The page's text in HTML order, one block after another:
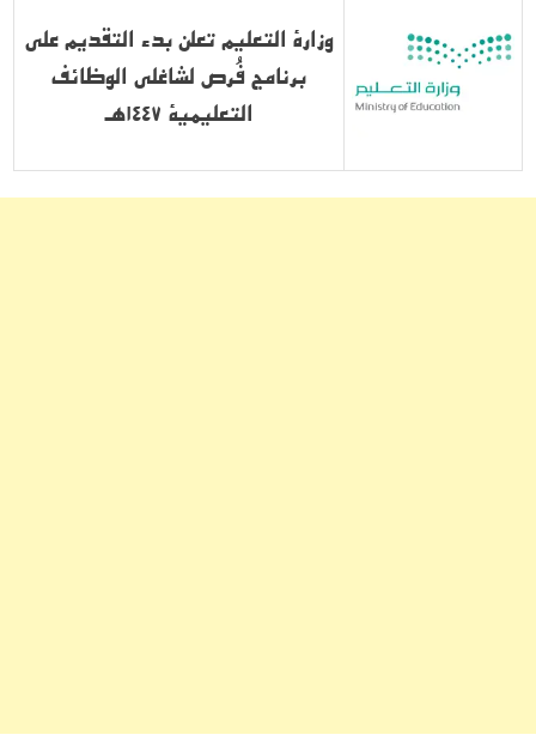
وزارة التعليم تعلن بدء التقديم على
برنامج فُرص لشاغلي الوظائف
التعليمية 1447هـ